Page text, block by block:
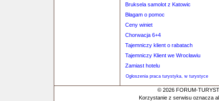
Bruksela samolot z Katowic
Błagam o pomoc
Ceny winiet
Chorwacja 6+4
Tajemniczy klient o rabatach
Tajemniczy Klient we Wrocławiu
Zamiast hotelu
Ogłoszenia praca turystyka, w turystyce
© 2026 FORUM-
Korzystanie z serwisu oznacza